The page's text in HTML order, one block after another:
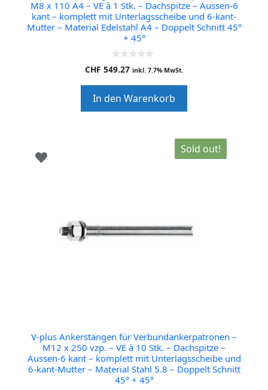
M8 x 110 A4 – VE à 1 Stk. – Dachspitze – Aussen-6
kant – komplett mit Unterlagsscheibe und 6-kant-
Mutter – Material Edelstahl A4 – Doppelt Schnitt 45°
+ 45°
0
o
o
f
5
CHF 549.27 inkl. 7.7% MwSt.
In den Warenkorb
Sold out!
V-plus Ankerstangen für Verbundankerpatronen –
M12 x 250 vzp. – VE à 10 Stk. – Dachspitze –
Aussen-6 kant – komplett mit Unterlagsscheibe und
6-kant-Mutter – Material Stahl 5.8 – Doppelt Schnitt
45° + 45°